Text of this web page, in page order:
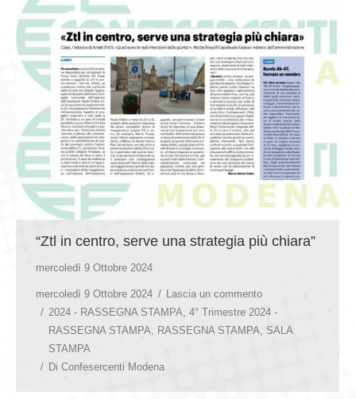
“Ztl in centro, serve una strategia più chiara”
mercoledì 9 Ottobre 2024
mercoledì 9 Ottobre 2024
Lascia un commento
2024 - RASSEGNA STAMPA 4° Trimestre 2024 -
RASSEGNA STAMPA
RASSEGNA STAMPA
SALA
STAMPA
Di Confesercenti Modena